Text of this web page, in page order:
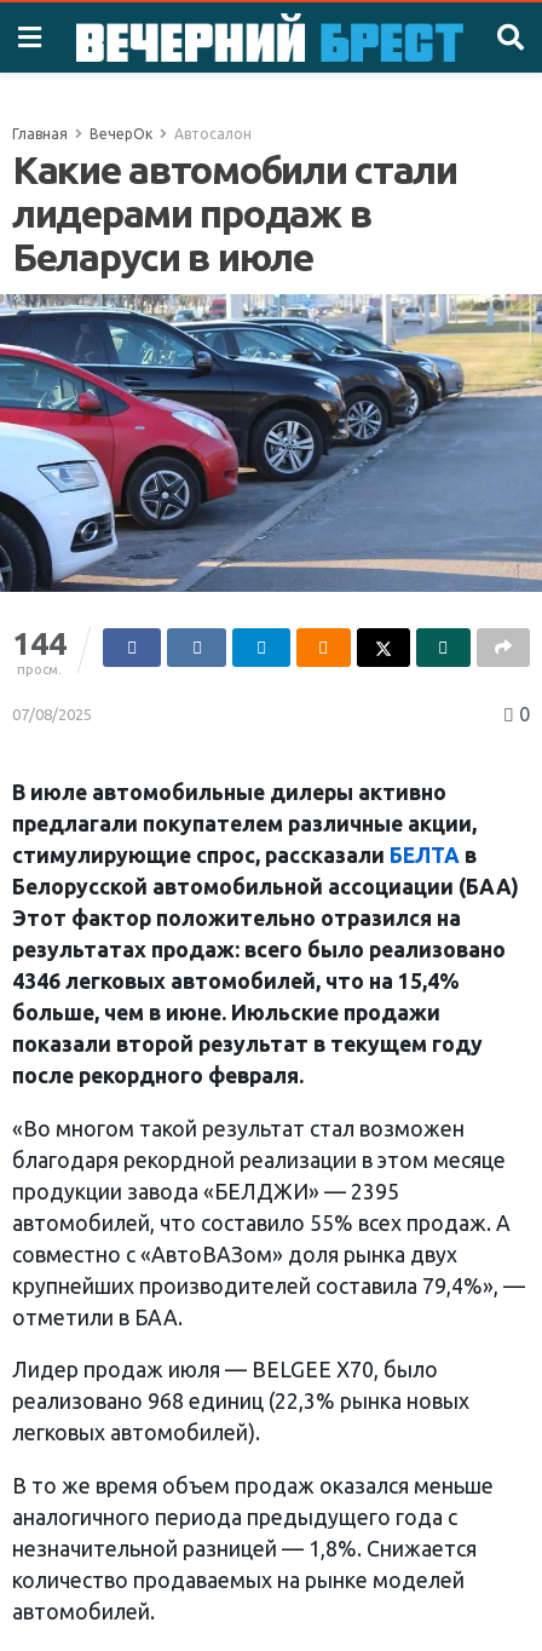
Главная ВечерОк Автосалон
Какие автомобили стали
лидерами продаж в
Беларуси в июле
144
просм.
07/08/2025 0
В июле автомобильные дилеры активно
предлагали покупателем различные акции,
стимулирующие спрос, рассказали БЕЛТА в
Белорусской автомобильной ассоциации (БАА)
Этот фактор положительно отразился на
результатах продаж: всего было реализовано
4346 легковых автомобилей, что на 15,4%
больше, чем в июне. Июльские продажи
показали второй результат в текущем году
после рекордного февраля.
«Во многом такой результат стал возможен
благодаря рекордной реализации в этом месяце
продукции завода «БЕЛДЖИ» — 2395
автомобилей, что составило 55% всех продаж. А
совместно с «АвтоВАЗом» доля рынка двух
крупнейших производителей составила 79,4%», —
отметили в БАА.
Лидер продаж июля — BELGEE X70, было
реализовано 968 единиц (22,3% рынка новых
легковых автомобилей).
В то же время объем продаж оказался меньше
аналогичного периода предыдущего года с
незначительной разницей — 1,8%. Снижается
количество продаваемых на рынке моделей
автомобилей.